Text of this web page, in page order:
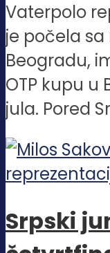
Vaterpolo
je počela sa
Beogradu,
OTP kupu u
jula. Pored
Srpski